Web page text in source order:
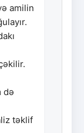
amilin
də
təklif